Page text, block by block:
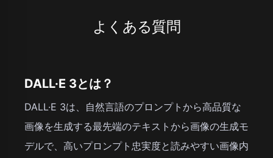
よくある質問
DALL·E 3とは？
DALL·E 3は、自然言語のプロンプトから高品質な
画像を生成する最先端のテキストから画像の生成モ
デルで、高いプロンプト忠実度と読みやすい画像内